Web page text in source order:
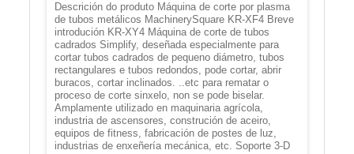
Descrición do produto Máquina de corte por plasma
de tubos metálicos MachinerySquare KR-XF4 Breve
introdución KR-XY4 Máquina de corte de tubos
cadrados Simplify, deseñada especialmente para
cortar tubos cadrados de pequeno diámetro, tubos
rectangulares e tubos redondos, pode cortar, abrir
buracos, cortar inclinados. ..etc para rematar o
proceso de corte sinxelo, non se pode biselar.
Amplamente utilizado en maquinaria agrícola,
industria de ascensores, construción de aceiro,
equipos de fitness, fabricación de postes de luz,
industrias de enxeñería mecánica, etc. Soporte 3-D